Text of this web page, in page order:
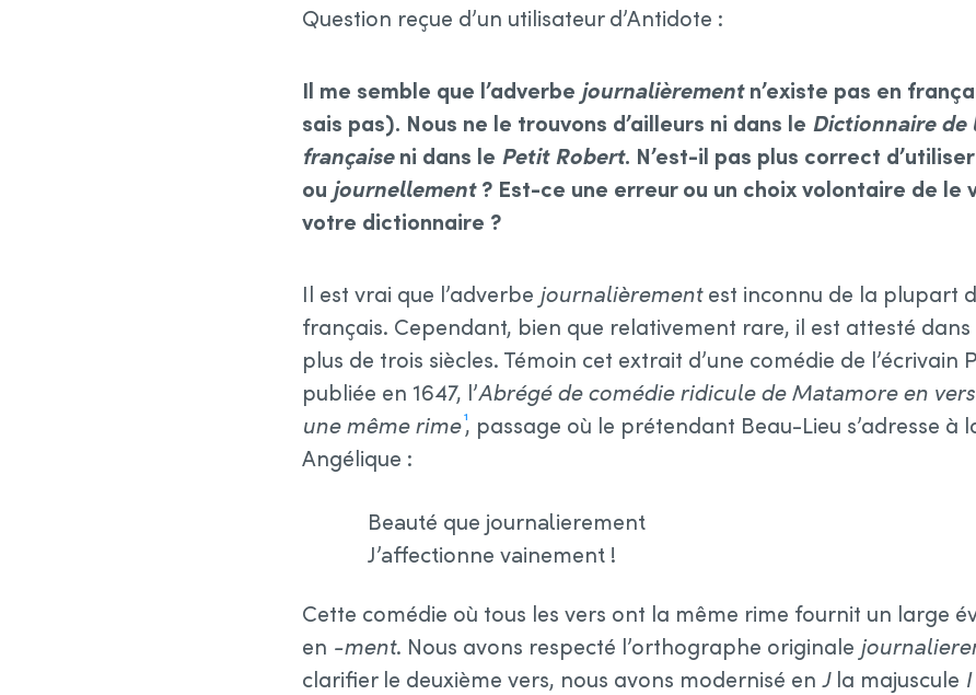
Question reçue d’un utilisateur d’Antidote :
Il me semble que l’adverbe journalièrementn’existe pas en
sais pas). Nous ne le trouvons d’ailleurs ni dans le Dictionnaire de
françaiseni dans le Petit Robert. N’est-il pas plus correct d’utiliser
ou journellement? Est-ce une erreur ou un choix volontaire de le
votre dictionnaire ?
Il est vrai que l’adverbe journalièrementest inconnu de la plupart
français. Cependant, bien que relativement rare, il est attesté dans
plus de trois siècles. Témoin cet extrait d’une comédie de l’écrivain
publiée en 1647, l’Abrégé de comédie ridicule de Matamore en
une même rime 1, passage où le prétendant Beau-Lieu s’adresse à
Angélique :
Beauté que journalierement
J’affectionne vainement !
Cette comédie où tous les vers ont la même rime fournit un large
en -⁠ment. Nous avons respecté l’orthographe originale
clarifier le deuxième vers, nous avons modernisé en Jla majuscule I